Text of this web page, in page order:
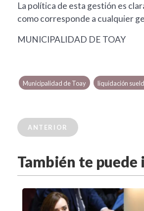
La política de esta gestión es
como corresponde a cualquier
MUNICIPALIDAD DE TOAY
Municipalidad de Toay liquidación
ANTERIOR
También te puede